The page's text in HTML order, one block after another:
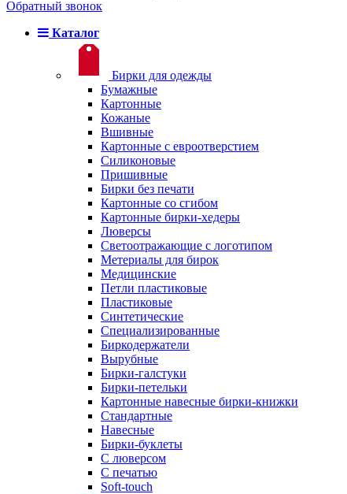
Обратный звонок
Каталог
Бирки для одежды
Бумажные
Картонные
Кожаные
Вшивные
Картонные с евроотверстием
Силиконовые
Пришивные
Бирки без печати
Картонные со сгибом
Картонные бирки-хедеры
Люверсы
Светоотражающие с логотипом
Метериалы для бирок
Медицинские
Петли пластиковые
Пластиковые
Синтетические
Специализированные
Биркодержатели
Вырубные
Бирки-галстуки
Бирки-петельки
Картонные навесные бирки-книжки
Стандартные
Навесные
Бирки-буклеты
С люверсом
С печатью
Soft-touch